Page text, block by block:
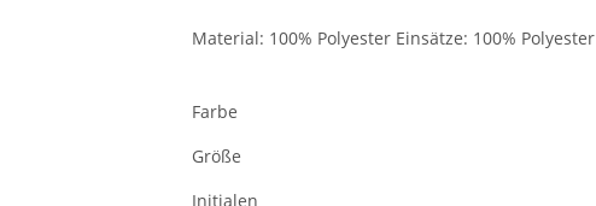
Material: 100% Polyester Einsätze: 100% Polyester
Farbe
Größe
Initialen